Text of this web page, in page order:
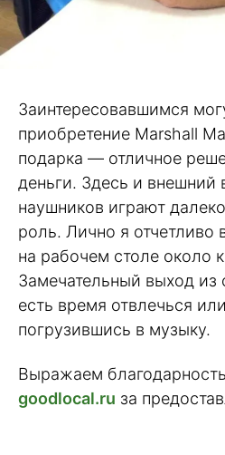
Заинтересовавшимся
приобретение Marshall
подарка — отличное
деньги. Здесь и внешний
наушников играют
роль. Лично я отчетливо
на рабочем столе около
Замечательный выход из
есть время отвлечься
погрузившись в музыку.
Выражаем
goodlocal.ru за